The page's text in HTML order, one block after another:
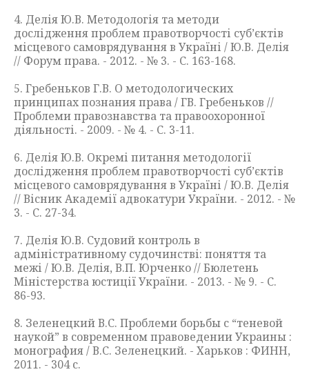
4. Делія Ю.В. Методологія та методи
дослідження проблем правотворчості суб’єктів
місцевого самоврядування в Україні / Ю.В. Делія
// Форум права. - 2012. - № 3. - С. 163-168.
5. Гребеньков Г.В. О методологических
принципах познания права / ГВ. Гребеньков //
Проблеми правознавства та правоохоронної
діяльності. - 2009. - № 4. - С. 3-11.
6. Делія Ю.В. Окремі питання методології
дослідження проблем правотворчості суб’єктів
місцевого самоврядування в Україні / Ю.В. Делія
// Вісник Академії адвокатури України. - 2012. - №
3. - С. 27-34.
7. Делія Ю.В. Судовий контроль в
адміністративному судочинстві: поняття та
межі / Ю.В. Делія, В.П. Юрченко // Бюлетень
Міністерства юстиції України. - 2013. - № 9. - С.
86-93.
8. Зеленецкий В.С. Проблеми борьбы с “теневой
наукой” в современном правоведении Украины :
монография / В.С. Зеленецкий. - Харьков : ФИНН,
2011. - 304 с.